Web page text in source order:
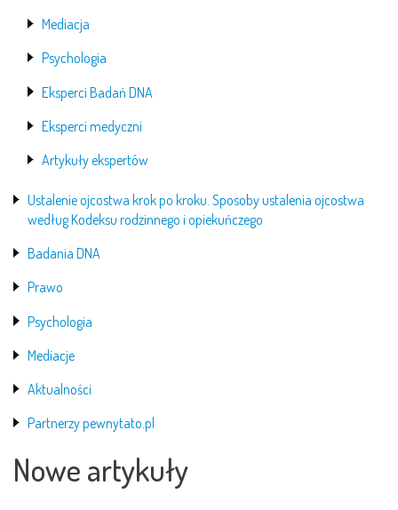
Mediacja
Psychologia
Eksperci Badań DNA
Eksperci medyczni
Artykuły ekspertów
Ustalenie ojcostwa krok po kroku. Sposoby ustalenia ojcostwa
według Kodeksu rodzinnego i opiekuńczego
Badania DNA
Prawo
Psychologia
Mediacje
Aktualności
Partnerzy pewnytato.pl
Nowe artykuły